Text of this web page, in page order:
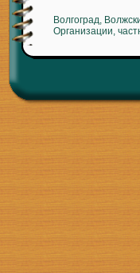
Волгоград,
Организации,